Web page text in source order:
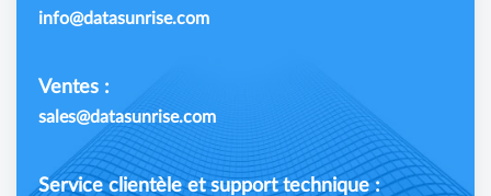
info@datasunrise.com
Ventes :
sales@datasunrise.com
Service clientèle et support technique :